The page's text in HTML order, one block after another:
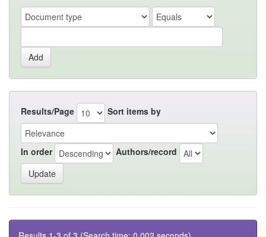
Results/Page Sort items by
In order Authors/record